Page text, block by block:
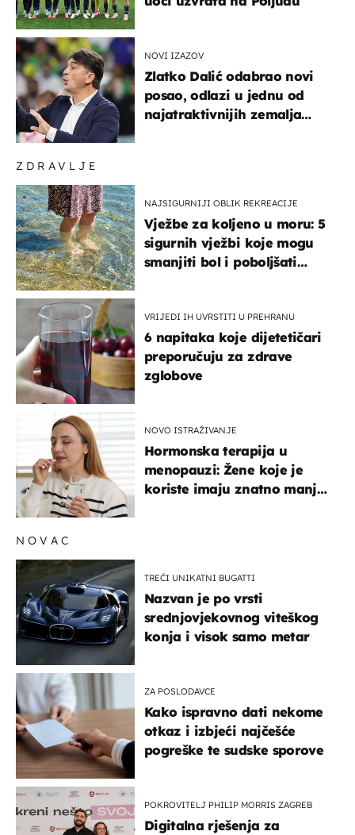
ZDRAVLJE
NAJSIGURNIJI OBLIK REKREACIJE
Vježbe za koljeno u moru: 5
sigurnih vježbi koje mogu
smanjiti bol i poboljšati
VRIJEDI IH UVRSTITI U PREHRANU
6 napitaka koje dijetetičari
preporučuju za zdrave
zglobove
NOVO ISTRAŽIVANJE
Hormonska terapija u
menopauzi: Žene koje je
koriste imaju znatno manji
NOVI IZAZOV
Zlatko Dalić odabrao novi
posao, odlazi u jednu od
najatraktivnijih zemalja
NOVAC
TREĆI UNIKATNI BUGATTI
Nazvan je po vrsti
srednjovjekovnog viteškog
konja i visok samo metar
ZA POSLODAVCE
Kako ispravno dati nekome
otkaz i izbjeći najčešće
pogreške te sudske sporove
POKROVITELJ PHILIP MORRIS ZAGREB
Digitalna rješenja za